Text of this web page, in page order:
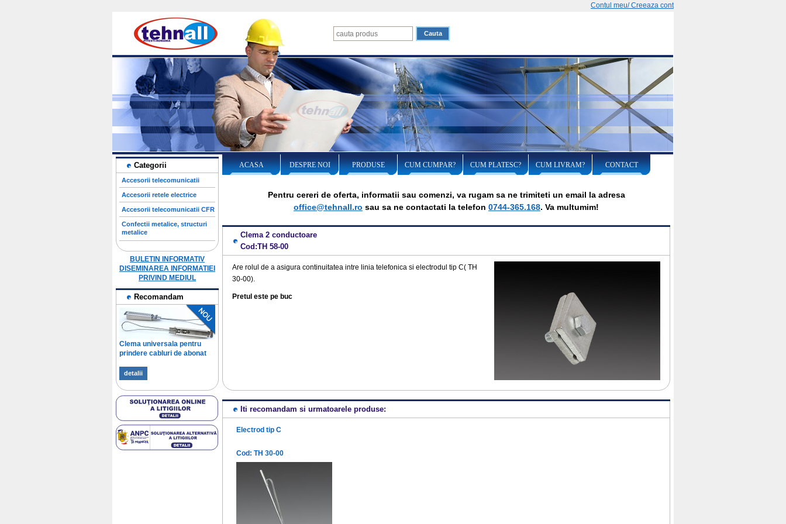
Contul meu/ Creeaza cont
ACASA DESPRE NOI PRODUSE CUM CUMPAR? CUM PLATESC? CUM LIVRAM? CONTACT
Categorii
Accesorii telecomunicatii
Accesorii retele electrice
Accesorii telecomunicatii CFR
Confectii metalice, structuri
metalice
BULETIN INFORMATIV
DISEMINAREA INFORMATIEI
PRIVIND MEDIUL
Recomandam
Clema universala pentru
prindere cabluri de abonat
detalii
Pentru cereri de oferta, informatii sau comenzi, va rugam sa ne trimiteti un email la adresa
office@tehnall.ro sau sa ne contactati la telefon 0744-365.168. Va multumim!
Clema 2 conductoare
Cod:TH 58-00
Are rolul de a asigura continuitatea intre linia telefonica si electrodul tip C( TH
30-00).
Pretul este pe buc
Iti recomandam si urmatoarele produse:
Electrod tip C
Cod: TH 30-00